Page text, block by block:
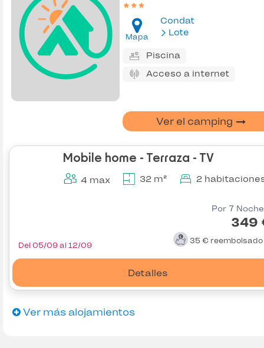
Mapa
Condat
Lote
Piscina
Acceso a internet
Ver el camping
Mobile home - Terraza - TV
4 max 32 m² 2
Por 7
349
35 € reembolsado
Detalles
Del 05/09 al 12/09
Ver más alojamientos